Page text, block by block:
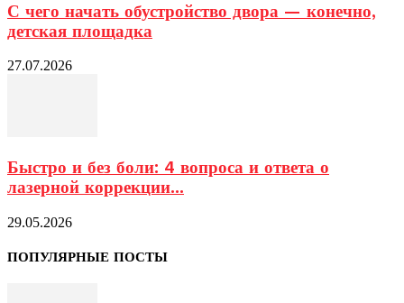
С чего начать обустройство двора — конечно,
детская площадка
27.07.2026
Быстро и без боли: 4 вопроса и ответа о
лазерной коррекции...
29.05.2026
ПОПУЛЯРНЫЕ ПОСТЫ